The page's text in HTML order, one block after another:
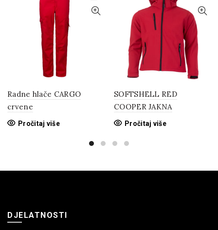
Radne hlače CARGO
crvene
Pročitaj više
SOFTSHELL RED
COOPER JAKNA
Pročitaj više
DJELATNOSTI